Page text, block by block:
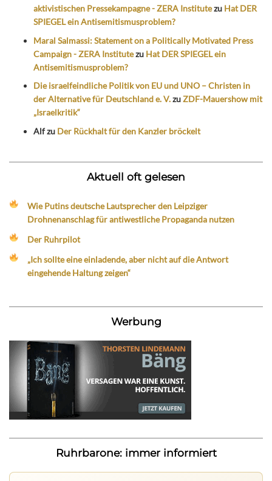
aktivistischen Pressekampagne - ZERA Institutezu Hat DER
SPIEGEL ein Antisemitismusproblem?
Maral Salmassi: Statement on a Politically Motivated Press
Campaign - ZERA Institutezu Hat DER SPIEGEL ein
Antisemitismusproblem?
Die israelfeindliche Politik von EU und UNO – Christen in
der Alternative für Deutschland e. V.zuZDF-Mauershow mit
„Israelkritik“
Alfzu Der Rückhalt für den Kanzler bröckelt
Aktuell oft gelesen
Wie Putins deutsche Lautsprecher den Leipziger
Drohnenanschlag für antiwestliche Propaganda nutzen
Der Ruhrpilot
„Ich sollte eine einladende, aber nicht auf die Antwort
eingehende Haltung zeigen“
Werbung
Ruhrbarone: immer informiert